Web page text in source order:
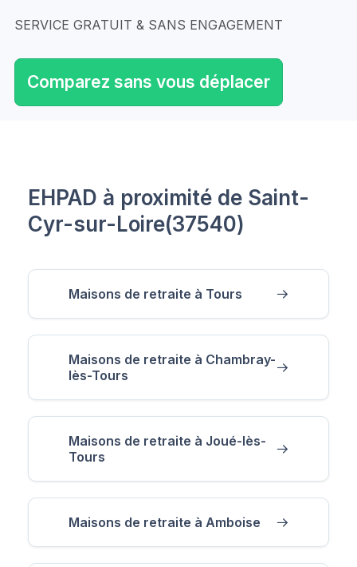
SERVICE GRATUIT & SANS ENGAGEMENT
Comparez sans vous déplacer
EHPAD à proximité de Saint-
Cyr-sur-Loire(37540)
Maisons de retraite à Tours
Maisons de retraite à Chambray-
lès-Tours
Maisons de retraite à Joué-lès-
Tours
Maisons de retraite à Amboise